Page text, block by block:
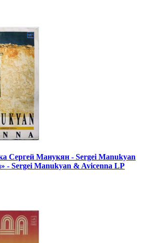
Сергей Манукян - Sergei Manukyan
- Sergei Manukyan & Avicenna LP